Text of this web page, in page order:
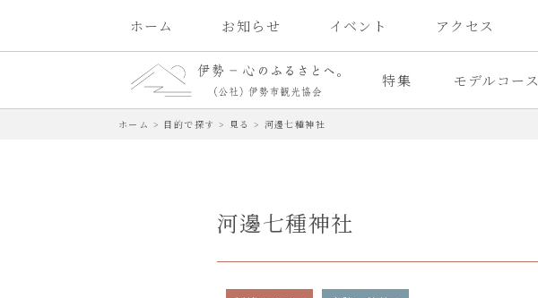
ホーム お知らせ イベント アクセス
特集 モデルコース
ホーム > 目的で探す > 見る > 河邊七種神社
河邊七種神社